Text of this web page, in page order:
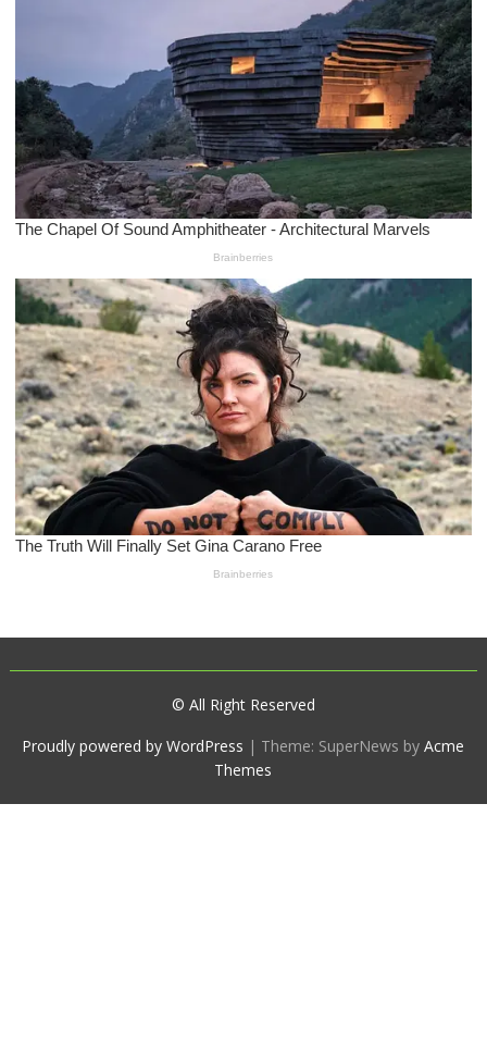
© All Right Reserved
Proudly powered by WordPress | Theme: SuperNews byAcme
Themes